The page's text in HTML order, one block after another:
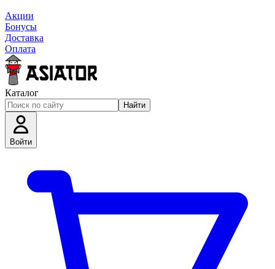
Акции
Бонусы
Доставка
Оплата
Каталог
Найти
Войти